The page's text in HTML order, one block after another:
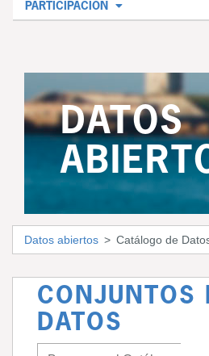
PARTICIPACIÓN
DATOS
Datos abiertos Catálogo de
CONJUNTOS
DATOS